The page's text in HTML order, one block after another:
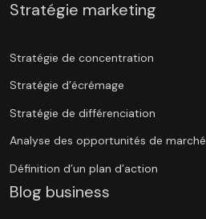
Stratégie marketing
Stratégie de concentration
Stratégie d’écrémage
Stratégie de différenciation
Analyse des opportunités de marché
Définition d’un plan d’action
Blog business